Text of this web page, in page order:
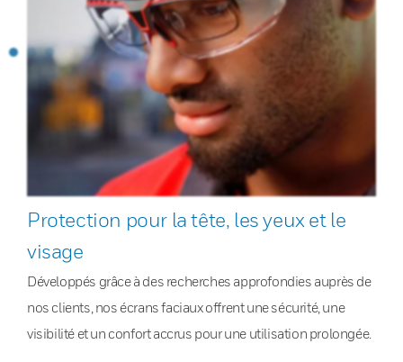
Protection pour la tête, les yeux et le
visage
Développés grâce à des recherches approfondies auprès de
nos clients, nos écrans faciaux offrent une sécurité, une
visibilité et un confort accrus pour une utilisation prolongée.